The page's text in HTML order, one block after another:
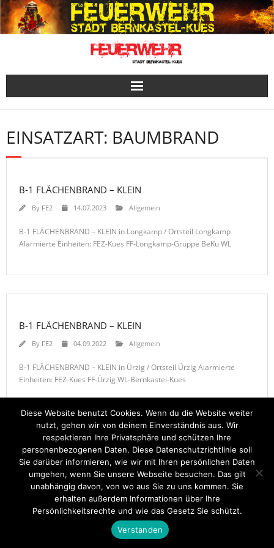
Skip
to
content
EINSATZART: BAUMBRAND
B-1 FLÄCHENBRAND – KLEIN
By FE2 14.07.2023 Allgemein
B-1 FLÄCHENBRAND – KLEIN in Longkamp / Ortsteil Longkamp
Alarmierte Einheiten: FEZ-Kues FF-Longkamp-Gruppe BeKu WL
B-1 FLÄCHENBRAND – KLEIN
By FE2 04.09.2022 Allgemein
B-1 FLÄCHENBRAND – KLEIN in Ürzig / Ortsteil Ürzig Alarmierte
Einheiten: FEZ-Kues FF-Ürzig WL-Bernkastel-Kues
Startseite Einsätze Mitglied werden Über uns
Bilder
Kontakt
Theme byThink Up Themes Ltd. Powered byWordPress .
Diese Website benutzt Cookies. Wenn du die Website weiter
nutzt, gehen wir von deinem Einverständnis aus. Wir
respektieren Ihre Privatsphäre und schützen Ihre
personenbezogenen Daten. Diese Datenschutzrichtlinie soll
Sie darüber informieren, wie wir mit Ihren persönlichen Daten
umgehen, wenn Sie unsere Webseite besuchen. Das gilt
unabhängig davon, von wo aus Sie zu uns kommen. Sie
erhalten außerdem Informationen über Ihre
Persönlichkeitsrechte und wie das Gesetz Sie schützt.
Verstanden